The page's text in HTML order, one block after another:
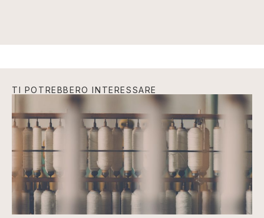
TI POTREBBERO INTERESSARE